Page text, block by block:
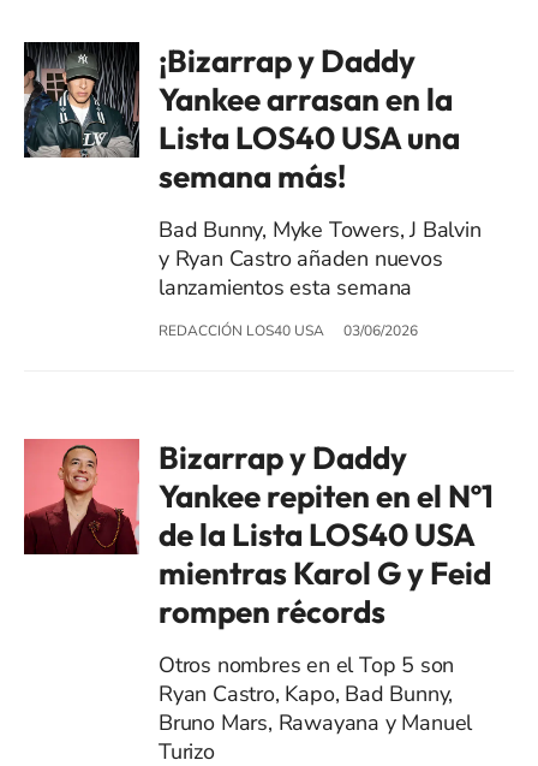
¡Bizarrap y Daddy
Yankee arrasan en la
Lista LOS40 USA una
semana más!
Bad Bunny, Myke Towers, J Balvin
y Ryan Castro añaden nuevos
lanzamientos esta semana
REDACCIÓN LOS40 USA 03/06/2026
Bizarrap y Daddy
Yankee repiten en el Nº1
de la Lista LOS40 USA
mientras Karol G y Feid
rompen récords
Otros nombres en el Top 5 son
Ryan Castro, Kapo, Bad Bunny,
Bruno Mars, Rawayana y Manuel
Turizo